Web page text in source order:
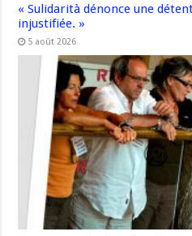
« Sulidarità dénonce une
injustifiée. »
5 août 2026